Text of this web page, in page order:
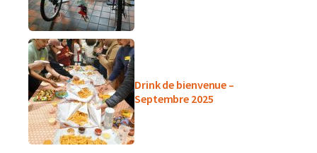
Drink de bienvenue –
Septembre 2025